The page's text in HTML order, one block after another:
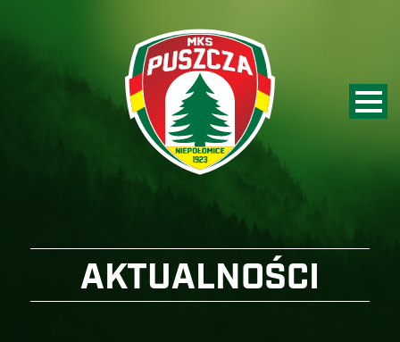
AKTUALNOŚCI